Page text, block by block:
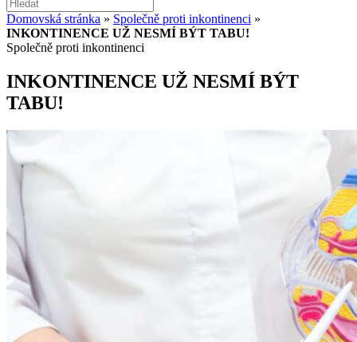
Domovská stránka » Společně proti inkontinenci »
INKONTINENCE UŽ NESMÍ BÝT TABU!
Společně proti inkontinenci
INKONTINENCE UŽ NESMÍ BÝT
TABU!